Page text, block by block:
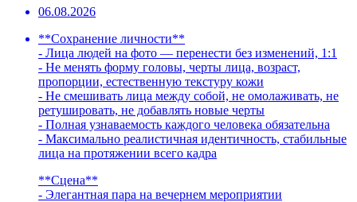
06.08.2026
**Сохранение личности**
- Лица людей на фото — перенести без изменений, 1:1
- Не менять форму головы, черты лица, возраст,
пропорции, естественную текстуру кожи
- Не смешивать лица между собой, не омолаживать, не
ретушировать, не добавлять новые черты
- Полная узнаваемость каждого человека обязательна
- Максимально реалистичная идентичность, стабильные
лица на протяжении всего кадра
**Сцена**
- Элегантная пара на вечернем мероприятии